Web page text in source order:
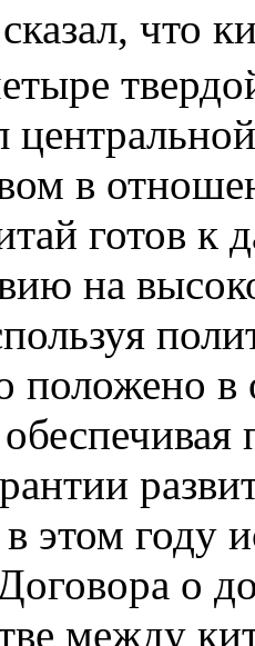
что
в
готов к
на
положено в
этом году
о
между